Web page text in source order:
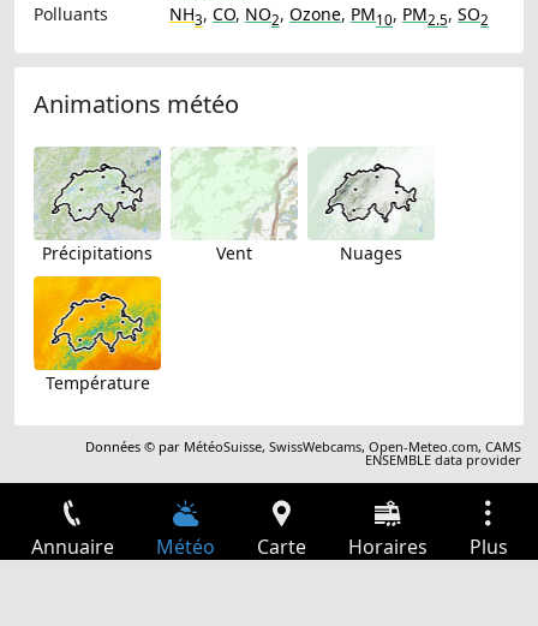
Polluants
NH3, CO, NO2, Ozone, PM10, PM2.5, SO2
Animations météo
Précipitations Vent Nuages
Température
Données © par MétéoSuisse,SwissWebcams,Open-Meteo.com,CAMS
ENSEMBLE data provider
Annuaire Météo Carte Horaires Plus